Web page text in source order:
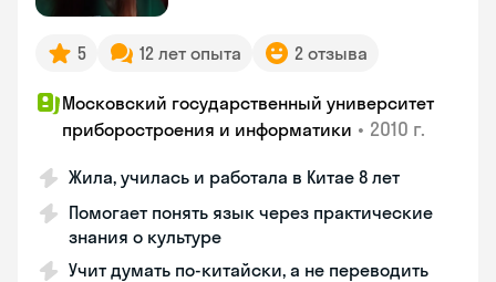
5 12 лет опыта 2 отзыва
Московский государственный университет
приборостроения и информатики • 2010 г.
Жила, училась и работала в Китае 8 лет
Помогает понять язык через практические
знания о культуре
Учит думать по-китайски, а не переводить